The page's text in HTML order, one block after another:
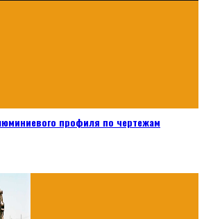
профиля по чертежам